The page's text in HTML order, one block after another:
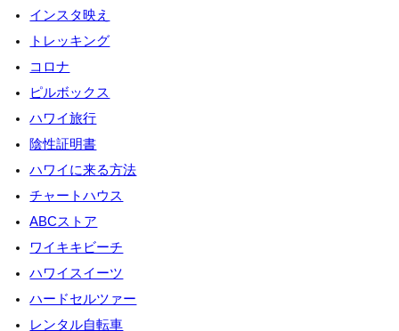
インスタ映え
トレッキング
コロナ
ピルボックス
ハワイ旅行
陰性証明書
ハワイに来る方法
チャートハウス
ABCストア
ワイキキビーチ
ハワイスイーツ
ハードセルツァー
レンタル自転車